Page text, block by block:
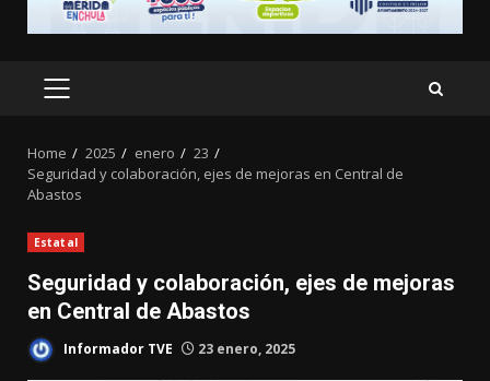
PRIMARY
Home 2025 enero
23
Seguridad y colaboración, ejes de mejoras en Central de
Abastos
Estatal
Seguridad y colaboración, ejes de mejoras
en Central de Abastos
Informador TVE 23 enero, 2025